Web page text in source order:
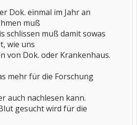
Dok. einmal im Jahr an
muß
schlissen muß damit sowas
wie uns
von Dok. oder Krankenhaus.
mehr für die Forschung
auch nachlesen kann.
gesucht wird für die